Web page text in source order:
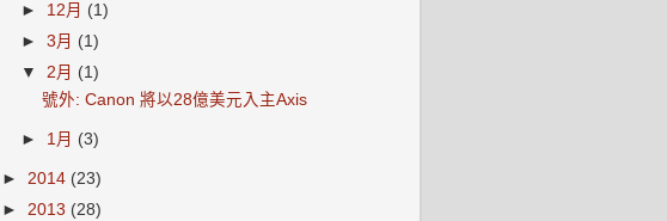
► 12月 (1)
►3月 (1)
▼2月 (1)
號外: Canon 將以28億美元入主Axis
► 1月 (3)
► 2014 (23)
► 2013 (28)